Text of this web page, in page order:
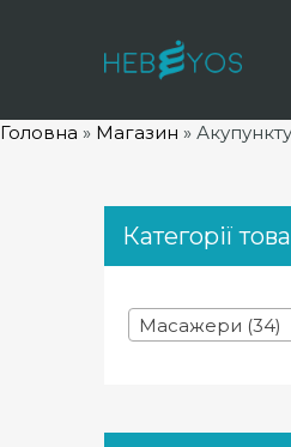
Головна » Магазин »
Категорії
Масажери (34)